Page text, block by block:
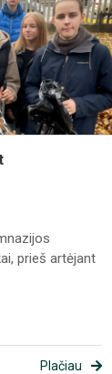
prieš artėjant
Plačiau